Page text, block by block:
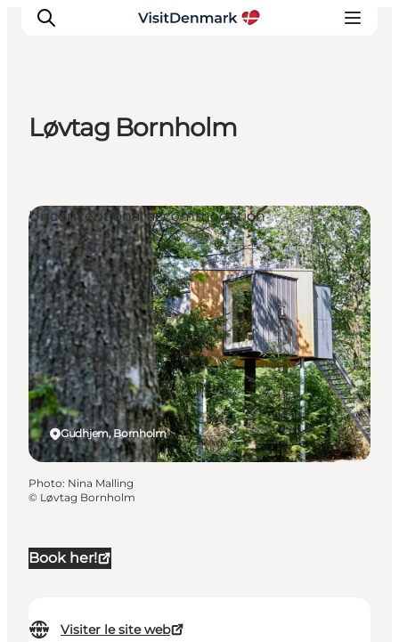
Quoi faire
Hébergements
Planifiez votre voyage
Løvtag Bornholm
Book her!
Visiter le site web
Gudhjem, Bornholm
Unconventional accommodation
Photo: Nina Malling
© Løvtag Bornholm